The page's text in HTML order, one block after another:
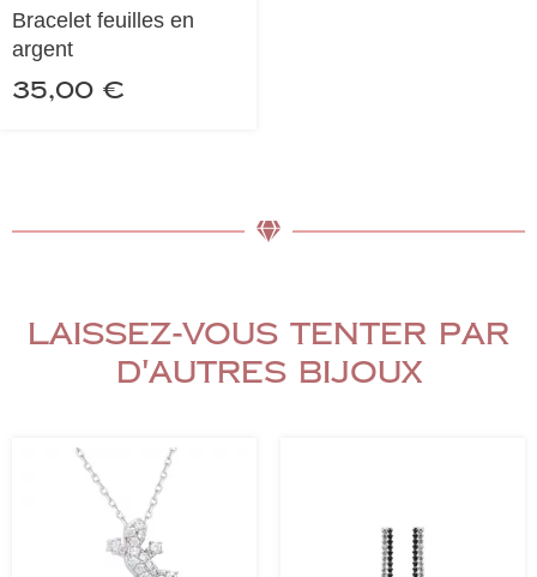
Bracelet feuilles en
argent
35,00 €
Laissez-vous tenter par
d'autres bijoux